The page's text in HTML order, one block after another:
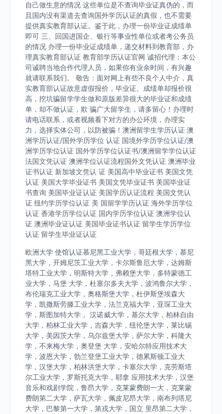
自己做生意的情况 这些单位是不查询毕业证真伪的，而
且国内没有渠道去查询国外学历认证的真假，也不需要
提供真实教育部认证。鉴于此，办理一份毕业证成绩单
即可 三、回国进国企、银行等事业性单位或者考公务员
的情况 办理一份毕业证成绩单，递交材料到教育部，办
理真实教育部认证 教育部学历认证官网 诚招代理：本公
司诚聘当地合作代理人员，如果你有业余时间，有兴趣
就请联系我们。 敬告：面对网上有些不良个人中介，真
实教育部认证故意虚假报价，毕业证、成绩单却报价很
高，挖坑骗留学学生做和原版差异很大的毕业证和成绩
单，却不做认证，欺 骗广大留学生，请多留心！办理时
请电话联系，或者视频看下对方的办公环境，办理实
力，选择实体公司，以防被骗！澳洲留学生学历认证 澳
洲学历认证/国外学历学位 认证 国境外学历学位认证/澳
洲学历学位认证 国外学历学位认证书/澳洲留学学位认证
法国文凭认证 澳洲学位认证流程国外文凭认证 澳洲毕业
证书认证 新加坡文凭认 证 美国高中毕业证书 美国文凭
认证 美国大学毕业证书 美国文凭毕业证书 美国毕业证
书查询 美国毕业证认证 美国学历认证流程 美国文凭认
证 纽约学历学位认证 美 国留学学历认证 海外学历学位
认证 香港学历学位认证 国内学历学位认证 澳洲学位认
证 澳洲毕业证认证 美国毕业证书认证 留学生学历学位
认证 留学生毕业证认证
欧洲大学 使馆认证慕尼黑工业大学，哥廷根大学，慕尼
黑大学，开姆尼茨工业大学，卡尔斯鲁厄大学，达姆斯
塔特工业大学，明斯特大学，弗赖堡大学，多特蒙德工
业大学，马堡 大学，杜塞尔多夫大学，波鸿鲁尔大学，
布伦瑞克工业大学，奥格斯堡大学，杜伊斯堡埃森大
学，凯撒斯劳滕工业大学，法兰克福大学，亚琛工业大
学，斯图加特大学， 汉诺威大学，基尔大学，柏林自由
大学，柏林工业大学，吉森大学，纽伦堡大学，莱比锡
大学，美因茨大学，乌尔兹堡大学，萨尔大学，科隆大
学，不来梅大学，奥登堡 大学，安哈尔特应用技术大
学，波恩大学，勃兰登堡工业大学，德累斯顿工业大
学，汉堡大学，柏林洪堡大学，卡塞尔大学，克劳斯塔
尔工业大学，罗斯托克大学，耶拿 应用技术大学，汉堡
音乐和戏剧学院，鲁昂大学，克莱蒙费朗一大，克莱蒙
费朗第二大学，萨瓦大学，佩皮尼昂大学，南布列塔尼
大学，巴黎第一大学，第戎大学，国立 里昂第二大学，